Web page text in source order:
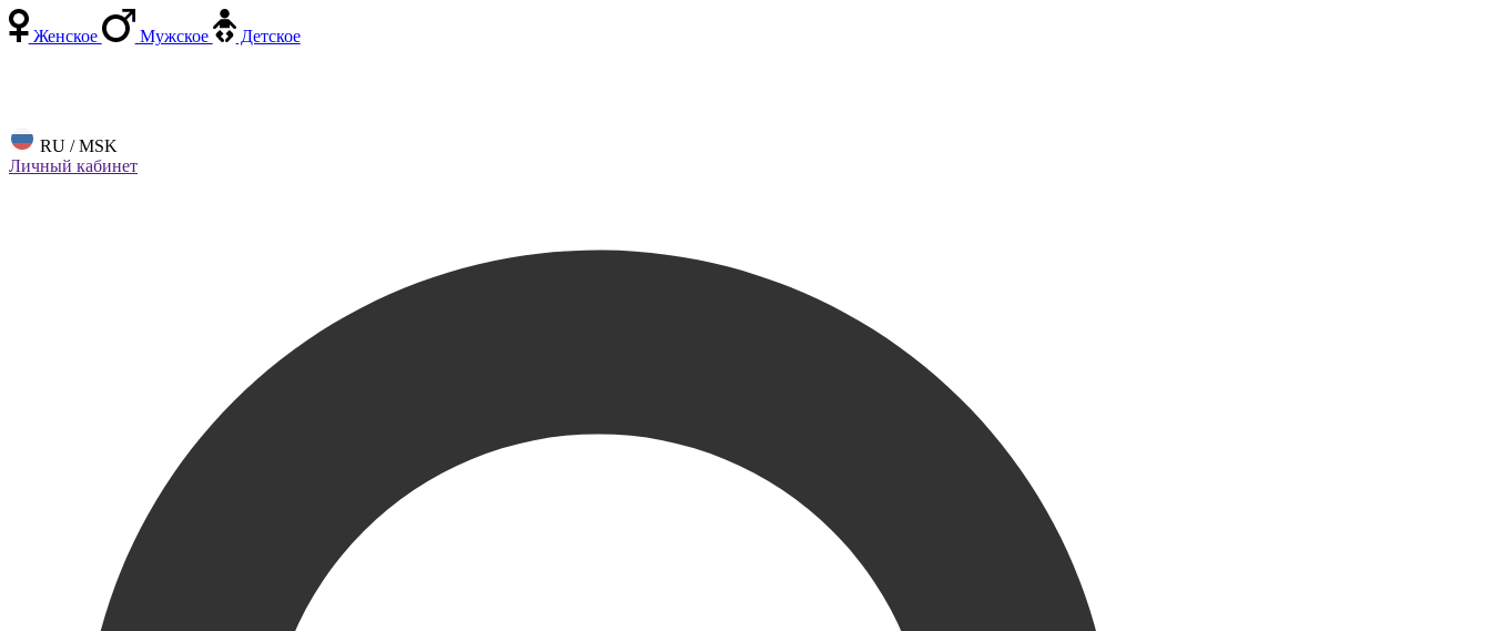
Женское Мужское Детское
RU / MSK
Личный кабинет